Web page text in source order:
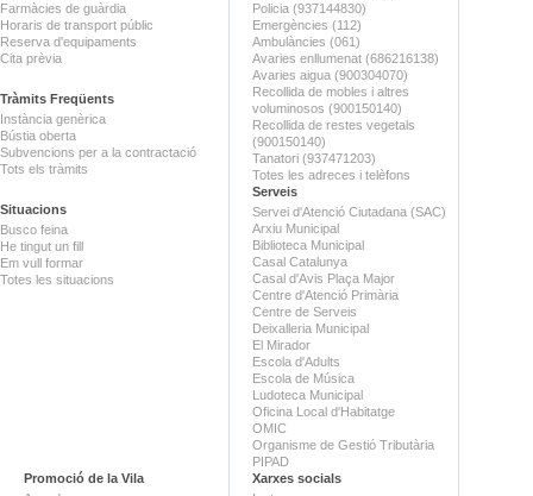
Farmàcies de guàrdia
Horaris de transport públic
Reserva d'equipaments
Cita prèvia
Tràmits Freqüents
Instància genèrica
Bústia oberta
Subvencions per a la contractació
Tots els tràmits
Situacions
Busco feina
He tingut un fill
Em vull formar
Totes les situacions
Policia (937144830)
Emergències (112)
Ambulàncies (061)
Avaries enllumenat (686216138)
Avaries aigua (900304070)
Recollida de mobles i altres
voluminosos (900150140)
Recollida de restes vegetals
(900150140)
Tanatori (937471203)
Totes les adreces i telèfons
Serveis
Servei d'Atenció Ciutadana (SAC)
Arxiu Municipal
Biblioteca Municipal
Casal Catalunya
Casal d'Avis Plaça Major
Centre d'Atenció Primària
Centre de Serveis
Deixalleria Municipal
El Mirador
Escola d'Adults
Escola de Música
Ludoteca Municipal
Oficina Local d'Habitatge
OMIC
Organisme de Gestió Tributària
PIPAD
Promoció de la Vila
Xarxes socials